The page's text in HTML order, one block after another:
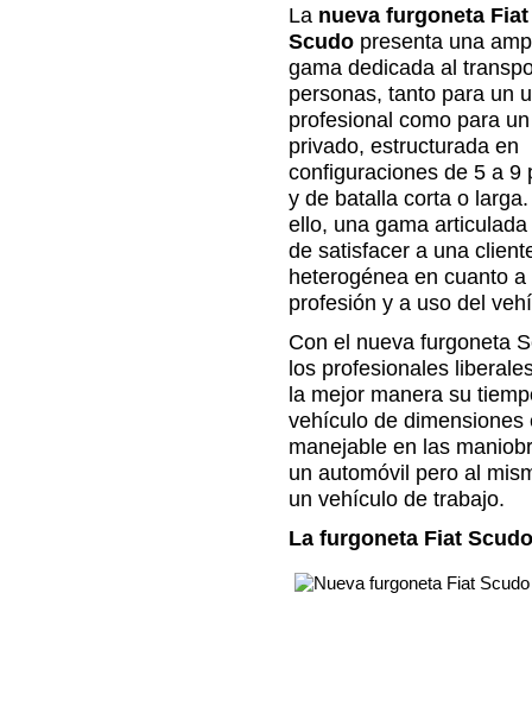
La nueva furgoneta Fiat
Scudo presenta una
gama dedicada al
personas, tanto para un
profesional como para
privado, estructurada en
configuraciones de 5 a 9
y de batalla corta o
ello, una gama
de satisfacer a una
heterogénea en cuanto a
profesión y a uso del
Con el nueva furgoneta
los profesionales
la mejor manera su
vehículo de
manejable en las
un automóvil pero al
un vehículo de trabajo.
La furgoneta Fiat